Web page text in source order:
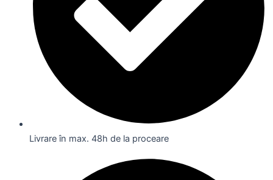
Livrare în max. 48h de la proceare